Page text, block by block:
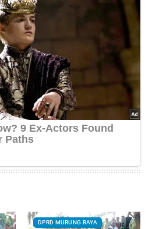
DPRD MURUNG RAYA